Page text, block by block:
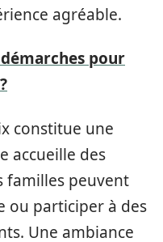
agréable.
pour
constitue une
accueille des
familles peuvent
ou participer à des
Une ambiance